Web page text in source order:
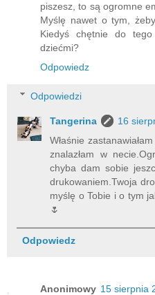
piszesz, to są ogromne
Myślę nawet o tym,
Kiedyś chętnie do
dziećmi?
Odpowiedz
Odpowiedzi
Tangerina
16
Właśnie
znalazłam w
chyba dam sobie
drukowaniem.Twoja
myślę o Tobie i o tym
🌷
Odpowiedz
Anonimowy 15 sierpnia